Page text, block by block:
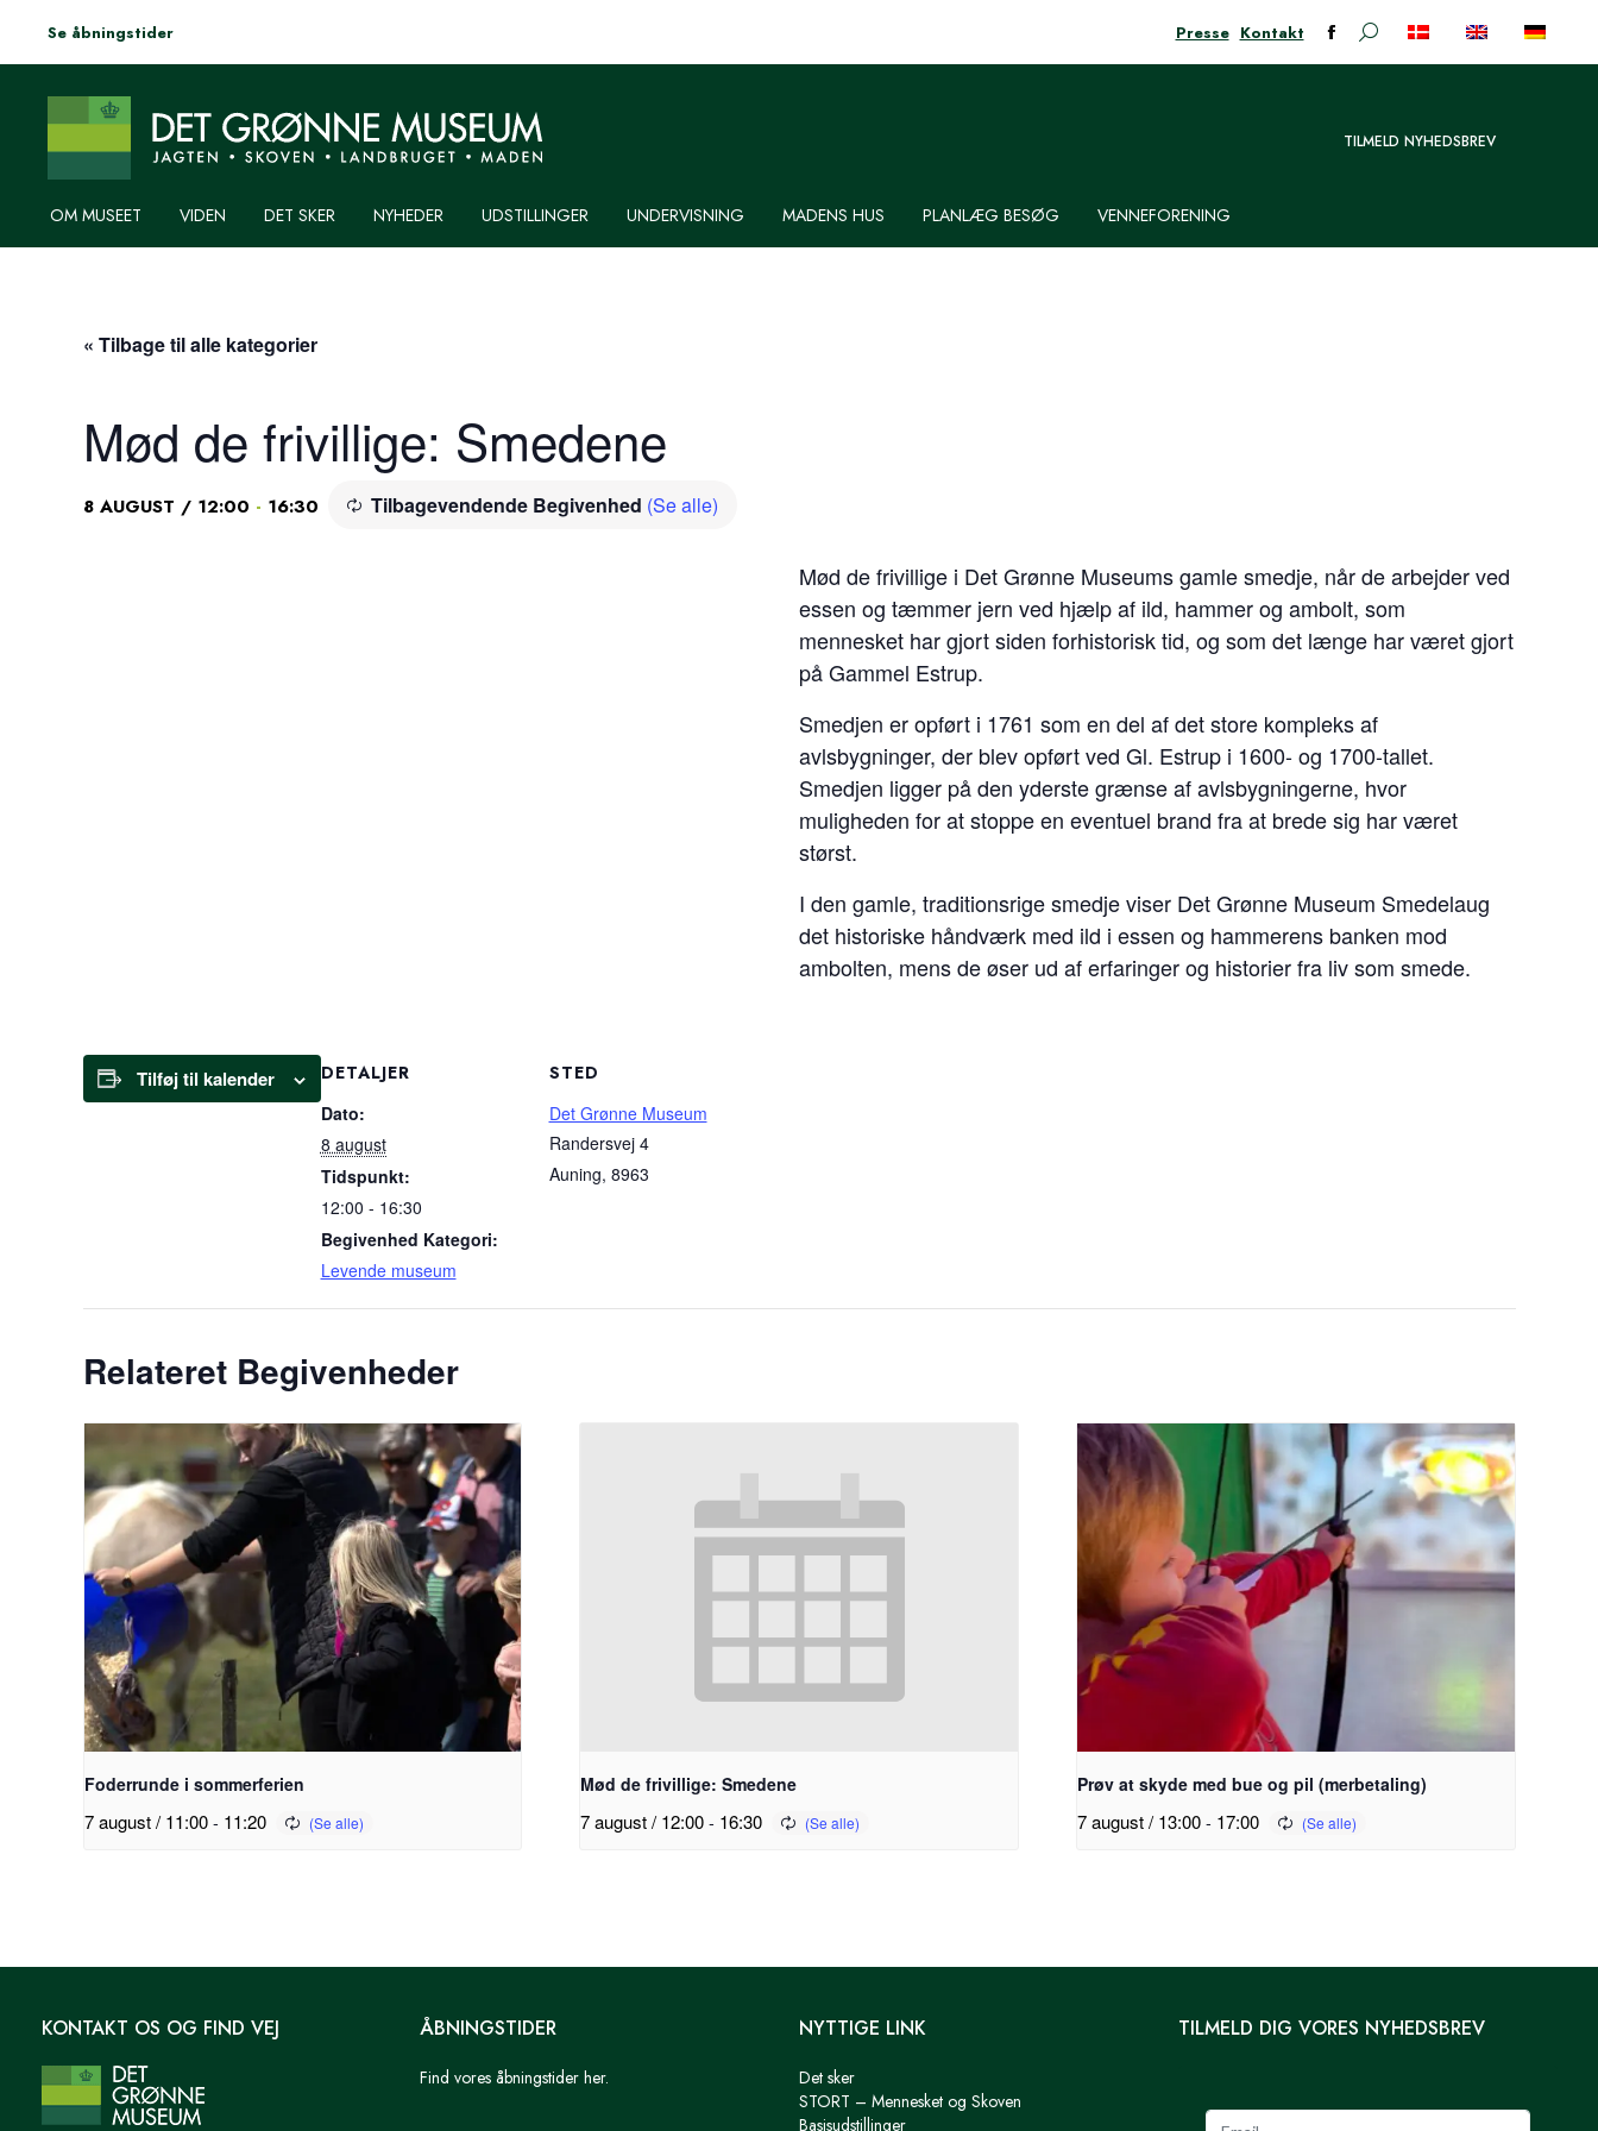
Se åbningstider Presse Kontakt
Facebook-
Søge:
TILMELD NYHEDSBREV
OM MUSEET VIDEN DET SKER NYHEDER UDSTILLINGER UNDERVISNING MADENS HUS PLANLÆG BESØG VENNEFORENING
« Tilbage til alle kategorier
Mød de frivillige: Smedene
8 AUGUST / 12:00 - 16:30 Tilbagevendende Begivenhed (Se alle)
Mød de frivillige i Det Grønne Museums gamle smedje, når de arbejder ved
essen og tæmmer jern ved hjælp af ild, hammer og ambolt, som
mennesket har gjort siden forhistorisk tid, og som det længe har været gjort
på Gammel Estrup.
Smedjen er opført i 1761 som en del af det store kompleks af
avlsbygninger, der blev opført ved Gl. Estrup i 1600- og 1700-tallet.
Smedjen ligger på den yderste grænse af avlsbygningerne, hvor
muligheden for at stoppe en eventuel brand fra at brede sig har været
størst.
I den gamle, traditionsrige smedje viser Det Grønne Museum Smedelaug
det historiske håndværk med ild i essen og hammerens banken mod
ambolten, mens de øser ud af erfaringer og historier fra liv som smede.
Tilføj til kalender
DETALJER
Dato:
8 august
Tidspunkt:
12:00 - 16:30
Begivenhed Kategori:
Levende museum
STED
Det Grønne Museum
Randersvej 4
Auning, 8963
Relateret Begivenheder
Foderrunde i sommerferien
7 august / 11:00 - 11:20
Mød de frivillige: Smedene
7 august / 12:00 - 16:30
Prøv at skyde med bue og pil (merbetaling)
7 august / 13:00- 17:00
KONTAKT OS OG FIND VEJ ÅBNINGSTIDER
Find vores åbningstider her.
NYTTIGE LINK
Det sker
STORT – Mennesket og Skoven
Basisudstillinger
TILMELD DIG VORES NYHEDSBREV